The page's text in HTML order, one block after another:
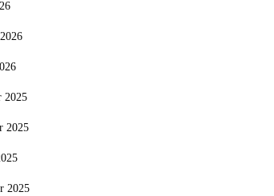
2025
2025
2025